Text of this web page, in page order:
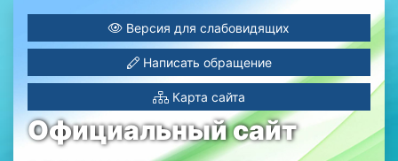
Официальный сайт
Версия для слабовидящих
Написать обращение
Карта сайта